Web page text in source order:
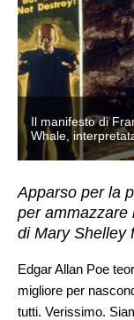
Il manifesto di
Whale,
Apparso per la
per ammazzare
di Mary Shelley
Edgar Allan Poe
migliore per
tutti. Verissimo.